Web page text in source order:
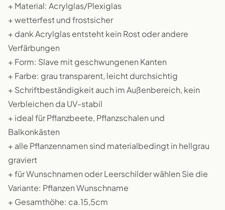
+ Material: Acrylglas/Plexiglas
+ wetterfest und frostsicher
+ dank Acrylglas entsteht kein Rost oder andere
Verfärbungen
+ Form: Slave mit geschwungenen Kanten
+ Farbe: grau transparent, leicht durchsichtig
+ Schriftbeständigkeit auch im Außenbereich, kein
Verbleichen da UV-stabil
+ ideal für Pflanzbeete, Pflanzschalen und
Balkonkästen
+ alle Pflanzennamen sind materialbedingt in hellgrau
graviert
+ für Wunschnamen oder Leerschilder wählen Sie die
Variante: Pflanzen Wunschname
+ Gesamthöhe: ca.15,5cm